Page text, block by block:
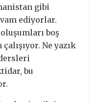
gibi
ediyorlar.
boş
Ne yazık
bu